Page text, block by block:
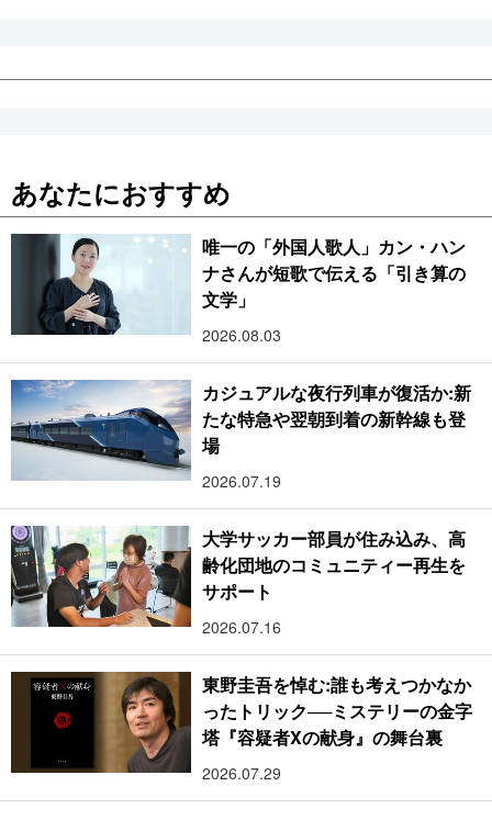
あなたにおすすめ
唯一の「外国人歌人」カン・ハン
ナさんが短歌で伝える「引き算の
文学」
2026.08.03
カジュアルな夜行列車が復活か:新
たな特急や翌朝到着の新幹線も登
場
2026.07.19
大学サッカー部員が住み込み、高
齢化団地のコミュニティー再生を
サポート
2026.07.16
東野圭吾を悼む:誰も考えつかなか
ったトリック──ミステリーの金字
塔『容疑者Xの献身』の舞台裏
2026.07.29